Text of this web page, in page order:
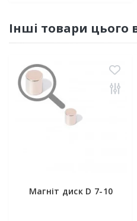
Інші товари цього
Магніт диск D 7-10